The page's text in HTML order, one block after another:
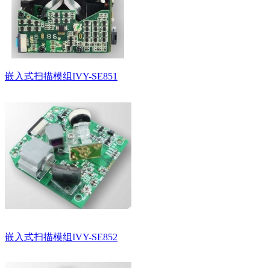
嵌入式扫描模组IVY-SE851
嵌入式扫描模组IVY-SE852